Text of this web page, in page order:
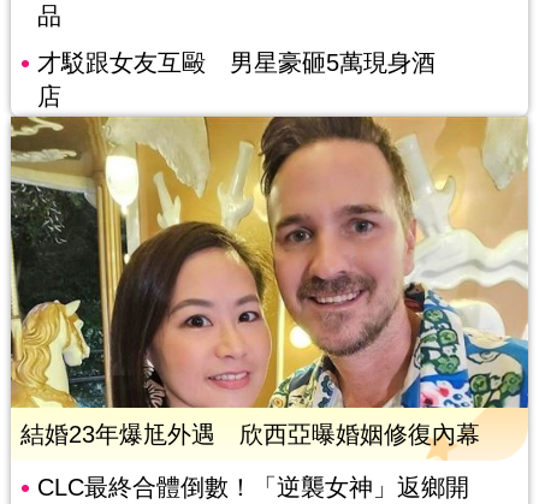
品
才駁跟女友互毆 男星豪砸5萬現身酒
店
結婚23年爆尪外遇 欣西亞曝婚姻修復內幕
CLC最終合體倒數！「逆襲女神」返鄉開